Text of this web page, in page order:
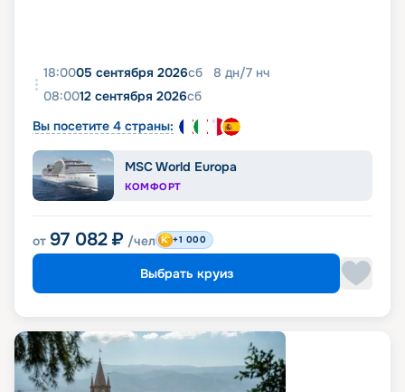
18:0005 сентября 2026сб 8 дн/7 нч
08:0012 сентября 2026сб
Вы посетите 4 страны:
MSC World Europa
КОМФОРТ
от 97 082 ₽ /чел +1 000
Выбрать круиз